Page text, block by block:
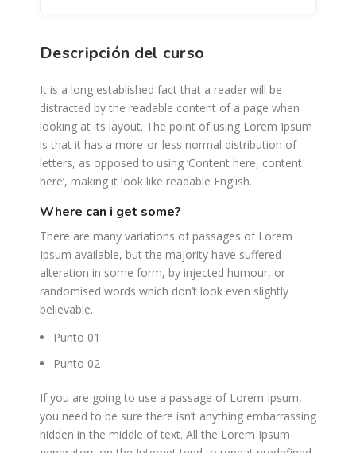
Descripción del curso
It is a long established fact that a reader will be
distracted by the readable content of a page when
looking at its layout. The point of using Lorem Ipsum
is that it has a more-or-less normal distribution of
letters, as opposed to using ‘Content here, content
here’, making it look like readable English.
where can i get some?
There are many variations of passages of Lorem
Ipsum available, but the majority have suffered
alteration in some form, by injected humour, or
randomised words which don’t look even slightly
believable.
Punto 01
Punto 02
If you are going to use a passage of Lorem Ipsum,
you need to be sure there isn’t anything embarrassing
hidden in the middle of text. All the Lorem Ipsum